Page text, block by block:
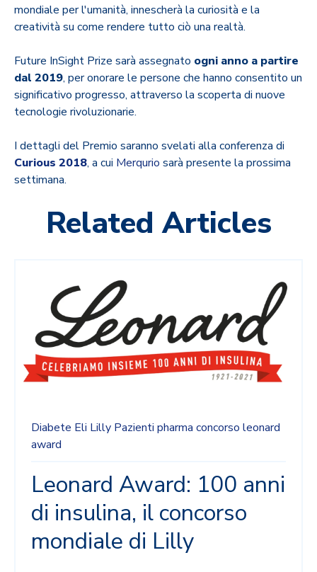
mondiale per l'umanità, innescherà la curiosità e la
creatività su come rendere tutto ciò una realtà.
Future InSight Prize sarà assegnato ogni anno a partire
dal 2019, per onorare le persone che hanno consentito un
significativo progresso, attraverso la scoperta di nuove
tecnologie rivoluzionarie.
I dettagli del Premio saranno svelati alla conferenza di
Curious 2018, a cui Merqurio sarà presente la prossima
settimana.
Related Articles
Diabete Eli Lilly Pazienti pharma concorso leonard
award
Leonard Award: 100 anni
di insulina, il concorso
mondiale di Lilly